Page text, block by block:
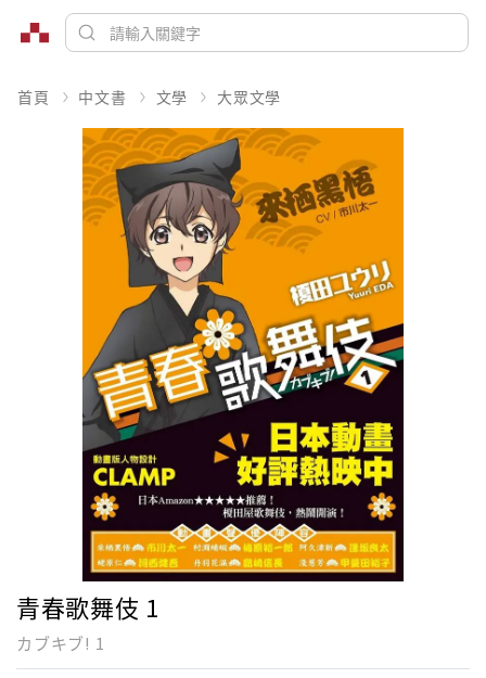
首頁 中文書 文學 大眾文學
青春歌舞伎 1
カブキブ! 1